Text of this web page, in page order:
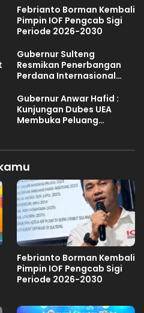
Febrianto Borman Kembali
Pimpin IOF Pengcab Sigi
Periode 2026-2030
Gubernur Sulteng
Resmikan Penerbangan
Perdana Internasional
Gubernur Anwar Hafid :
Kunjungan Dubes UEA
Membuka Peluang
Febrianto Borman Kembali
Pimpin IOF Pengcab Sigi
Periode 2026-2030